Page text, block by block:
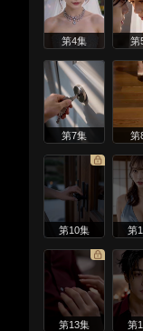
第4集 第
第7集 第
第10集 第
第13集 第